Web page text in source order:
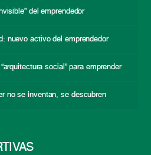
del emprendedor
nuevo activo del emprendedor
social” para emprender
no se inventan, se descubren